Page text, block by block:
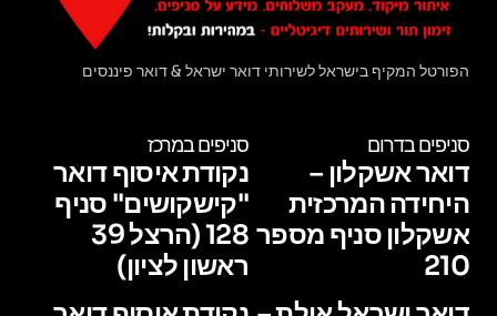
הפורטל המקיף בישראל לשירותי דואר ישראל & דואר פיננסים
סניפים בדרום
דואר אשקלון –
היחידה המרכזית
אשקלון סניף מספר
210
סניפים במרכז
נקודת איסוף דואר
"קישקושים" סניף
128 (הרצל 39
ראשון לציון)